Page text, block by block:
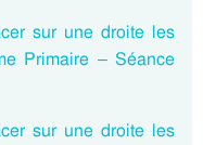
sur une droite les
Primaire – Séance
sur une droite les